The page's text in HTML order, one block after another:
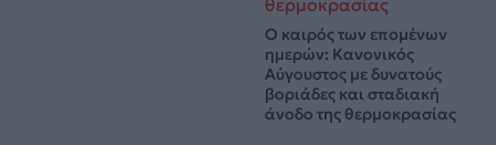
Ο καιρός των επομένων
ημερών: Κανονικός
Αύγουστος με δυνατούς
βοριάδες και σταδιακή
άνοδο της θερμοκρασίας